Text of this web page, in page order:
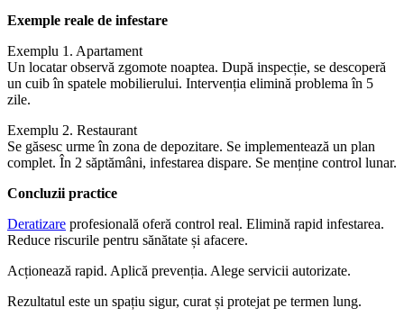
Exemple reale de infestare
Exemplu 1. Apartament
Un locatar observă zgomote noaptea. După inspecție, se descoperă
un cuib în spatele mobilierului. Intervenția elimină problema în 5
zile.
Exemplu 2. Restaurant
Se găsesc urme în zona de depozitare. Se implementează un plan
complet. În 2 săptămâni, infestarea dispare. Se menține control lunar.
Concluzii practice
Deratizare profesională oferă control real. Elimină rapid infestarea.
Reduce riscurile pentru sănătate și afacere.
Acționează rapid. Aplică prevenția. Alege servicii autorizate.
Rezultatul este un spațiu sigur, curat și protejat pe termen lung.